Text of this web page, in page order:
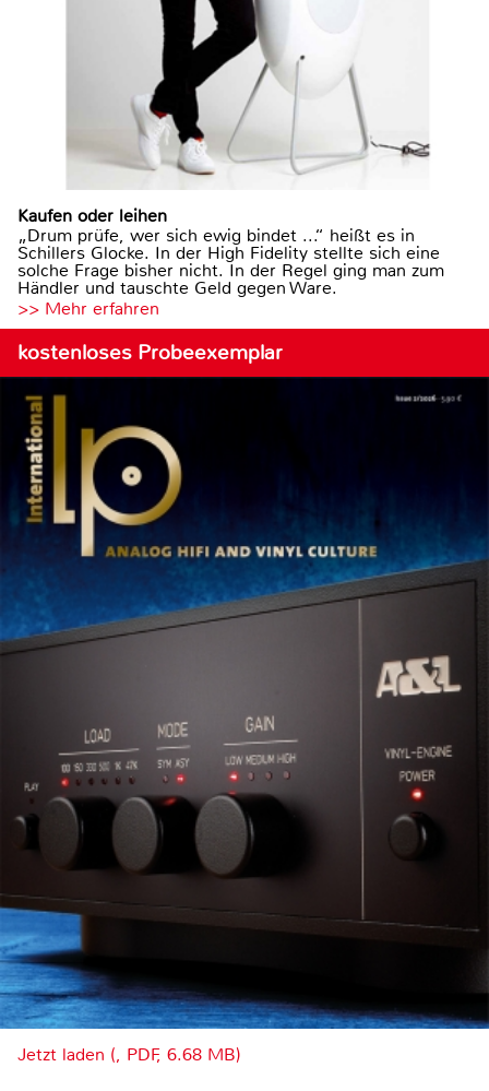
Kaufen oder leihen
„Drum prüfe, wer sich ewig bindet ...“ heißt es in
Schillers Glocke. In der High Fidelity stellte sich eine
solche Frage bisher nicht. In der Regel ging man zum
Händler und tauschte Geld gegen Ware.
>> Mehr erfahren
kostenloses Probeexemplar
Jetzt laden (, PDF, 6.68 MB)